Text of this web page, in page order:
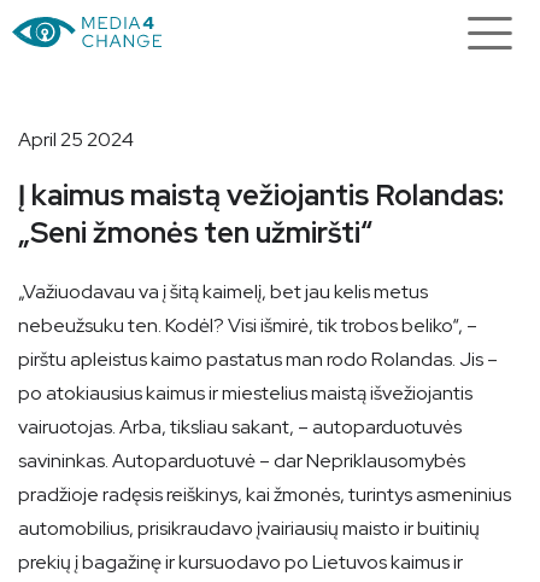
April 25 2024
Į kaimus maistą vežiojantis Rolandas:
„Seni žmonės ten užmiršti“
„Važiuodavau va į šitą kaimelį, bet jau kelis metus
nebeužsuku ten. Kodėl? Visi išmirė, tik trobos beliko“, –
pirštu apleistus kaimo pastatus man rodo Rolandas. Jis –
po atokiausius kaimus ir miestelius maistą išvežiojantis
vairuotojas. Arba, tiksliau sakant, – autoparduotuvės
savininkas. Autoparduotuvė – dar Nepriklausomybės
pradžioje radęsis reiškinys, kai žmonės, turintys asmeninius
automobilius, prisikraudavo įvairiausių maisto ir buitinių
prekių į bagažinę ir kursuodavo po Lietuvos kaimus ir